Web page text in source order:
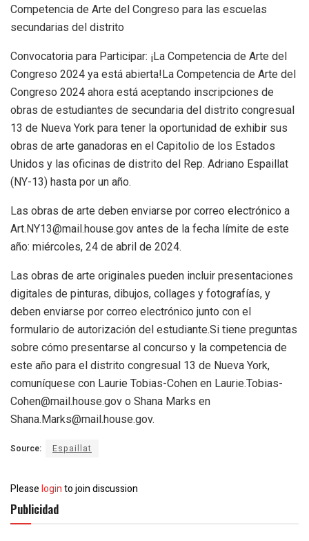
Competencia de Arte del Congreso para las escuelas
secundarias del distrito
Convocatoria para Participar: ¡La Competencia de Arte del
Congreso 2024 ya está abierta!La Competencia de Arte del
Congreso 2024 ahora está aceptando inscripciones de
obras de estudiantes de secundaria del distrito congresual
13 de Nueva York para tener la oportunidad de exhibir sus
obras de arte ganadoras en el Capitolio de los Estados
Unidos y las oficinas de distrito del Rep. Adriano Espaillat
(NY-13) hasta por un año.
Las obras de arte deben enviarse por correo electrónico a
Art.NY13@mail.house.gov antes de la fecha límite de este
año: miércoles, 24 de abril de 2024.
Las obras de arte originales pueden incluir presentaciones
digitales de pinturas, dibujos, collages y fotografías, y
deben enviarse por correo electrónico junto con el
formulario de autorización del estudiante.Si tiene preguntas
sobre cómo presentarse al concurso y la competencia de
este año para el distrito congresual 13 de Nueva York,
comuníquese con Laurie Tobias-Cohen en Laurie.Tobias-
Cohen@mail.house.gov o Shana Marks en
Shana.Marks@mail.house.gov.
Source: Espaillat
Pleaseloginto join discussion
Publicidad